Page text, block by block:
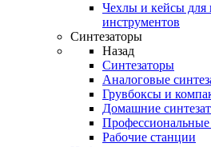
Чехлы и кейсы
инструментов
Синтезаторы
Назад
Синтезаторы
Аналоговые
Грувбоксы и
Домашние
Профессиональные
Рабочие станции